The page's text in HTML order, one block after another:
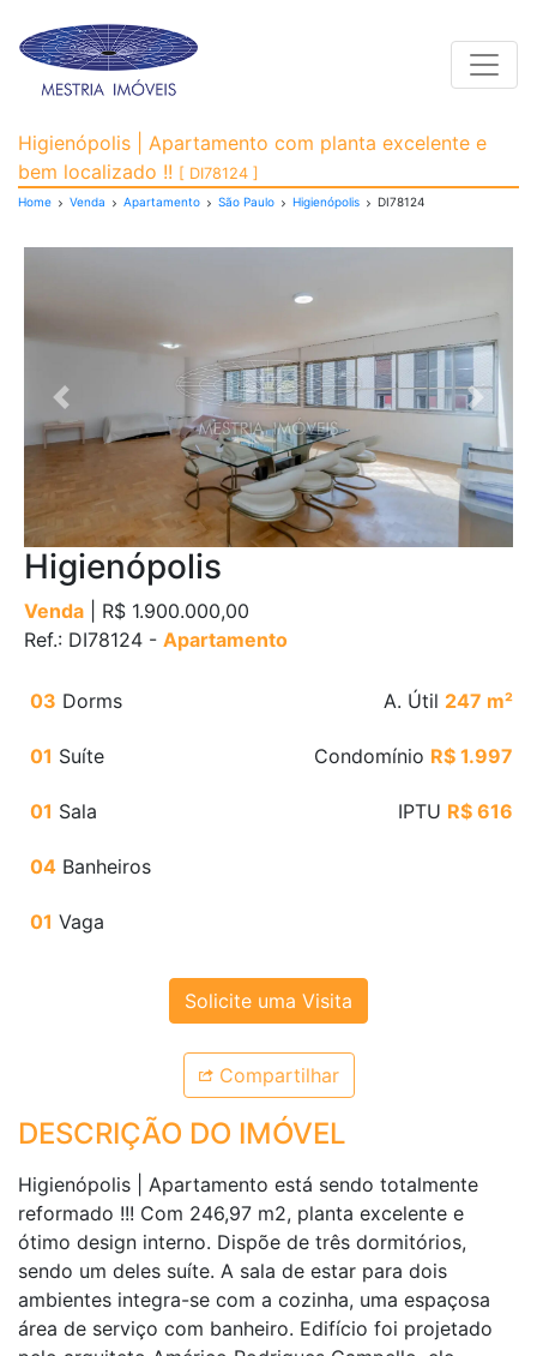
Apartamento para
Higienópolis | Apartamento com planta excelente e
bem localizado !! [ DI78124 ]
Home Venda Apartamento São Paulo Higienópolis DI78124
Previous Next
Higienópolis
Venda | R$ 1.900.000,00
Ref.: DI78124 - Apartamento
03 Dorms
01 Suíte
01 Sala
04 Banheiros
01 Vaga
A. Útil 247 m²
Condomínio R$ 1.997
IPTU R$ 616
Solicite uma Visita
Compartilhar
DESCRIÇÃO DO IMÓVEL
Higienópolis | Apartamento está sendo totalmente
reformado !!! Com 246,97 m2, planta excelente e
ótimo design interno. Dispõe de três dormitórios,
sendo um deles suíte. A sala de estar para dois
ambientes integra-se com a cozinha, uma espaçosa
área de serviço com banheiro. Edifício foi projetado